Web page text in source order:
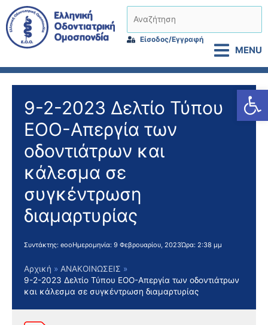
Μετάβαση
στο
περιεχόμενο
Είσοδος/Εγγραφή
MENU
9-2-2023 Δελτίο Τύπου
ΕΟΟ-Απεργία των
οδοντιάτρων και
κάλεσμα σε
συγκέντρωση
διαμαρτυρίας
Συντάκτης: eooΗμερομηνία: 9 Φεβρουαρίου, 2023Ώρα: 2:38 μμ
Αρχική
ΑΝΑΚΟΙΝΩΣΕΙΣ
9-2-2023 Δελτίο Τύπου ΕΟΟ-Απεργία των οδοντιάτρων
και κάλεσμα σε συγκέντρωση διαμαρτυρίας